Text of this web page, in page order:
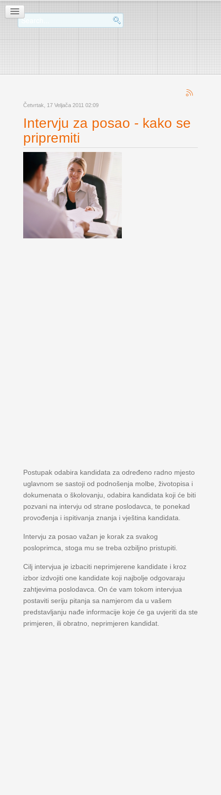
Četvrtak, 17 Veljača 2011 02:09
Intervju za posao - kako se
pripremiti
Postupak odabira kandidata za određeno radno mjesto
uglavnom se sastoji od podnošenja molbe, životopisa i
dokumenata o školovanju, odabira kandidata koji će biti
pozvani na intervju od strane poslodavca, te ponekad
provođenja i ispitivanja znanja i vještina kandidata.
Intervju za posao važan je korak za svakog
posloprimca, stoga mu se treba ozbiljno pristupiti.
Cilj intervjua je izbaciti neprimjerene kandidate i kroz
izbor izdvojiti one kandidate koji najbolje odgovaraju
zahtjevima poslodavca. On će vam tokom intervjua
postaviti seriju pitanja sa namjerom da u vašem
predstavljanju nađe informacije koje će ga uvjeriti da ste
primjeren, ili obratno, neprimjeren kandidat.